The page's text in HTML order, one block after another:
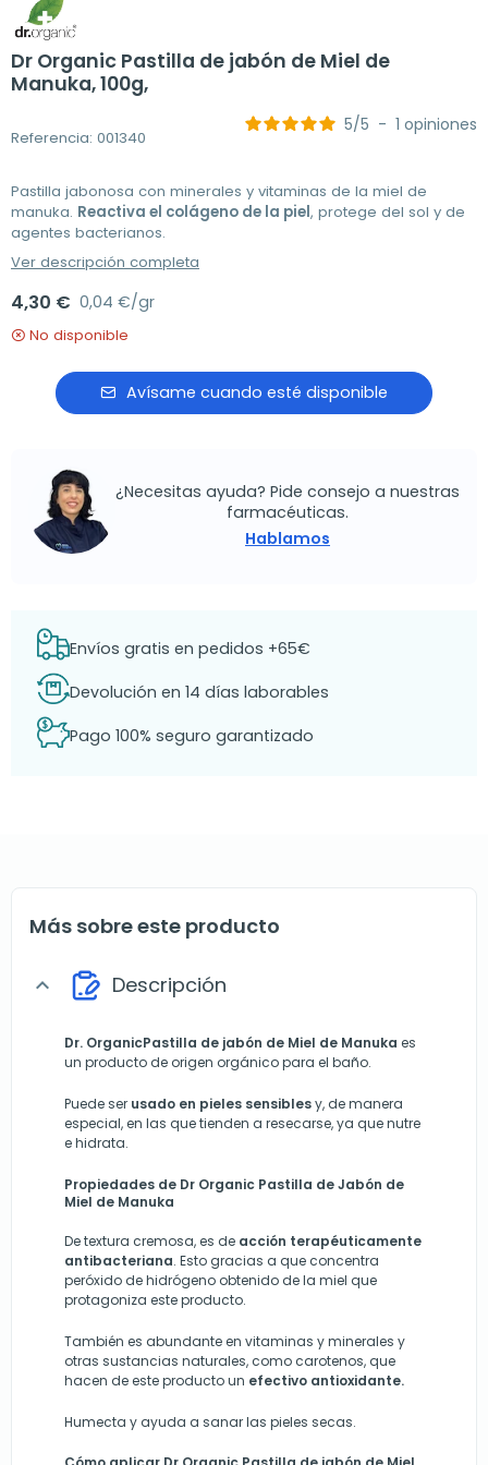
Dr Organic Pastilla de jabón de Miel de
Manuka, 100g,
Referencia: 001340
5/5 - 1 opiniones
Pastilla jabonosa con minerales y vitaminas de la miel de
manuka. Reactiva el colágeno de la piel, protege del sol y de
agentes bacterianos.
Ver descripción completa
4,30 € 0,04 €/gr
No disponible
Avísame cuando esté disponible
¿Necesitas ayuda? Pide consejo a nuestras
farmacéuticas.
Hablamos
Envíos gratis en pedidos +65€
Devolución en 14 días laborables
Pago 100% seguro garantizado
Más sobre este producto
expand_more Descripción
Dr. OrganicPastilla de jabón de Miel de Manuka es
un producto de origen orgánico para el baño.
Puede ser usado en pieles sensiblesy, de manera
especial, en las que tienden a resecarse, ya que nutre
e hidrata.
Propiedades de Dr Organic Pastilla de Jabón de
Miel de Manuka
De textura cremosa, es de acción terapéuticamente
antibacteriana. Esto gracias a que concentra
peróxido de hidrógeno obtenido de la miel que
protagoniza este producto.
También es abundante en vitaminas y minerales y
otras sustancias naturales, como carotenos, que
hacen de este producto un efectivo antioxidante.
Humecta y ayuda a sanar las pieles secas.